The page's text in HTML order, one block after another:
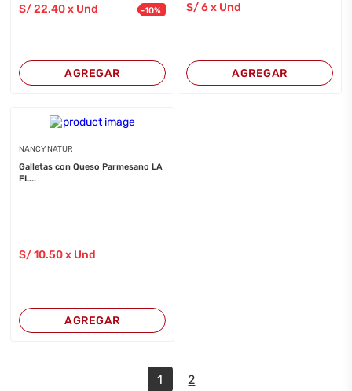
S/22.40 x Und -10%
AGREGAR
S/6x Und
AGREGAR
NANCY NATUR
Galletas con Queso Parmesano LA
FL...
S/10.50 x Und
AGREGAR
1 2